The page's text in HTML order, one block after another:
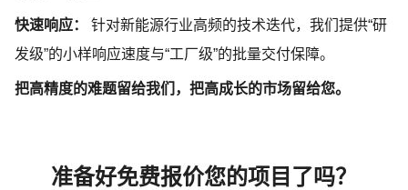
快速响应： 针对新能源行业高频的技术迭代，我们提供“研
发级”的小样响应速度与“工厂级”的批量交付保障。
把高精度的难题留给我们，把高成长的市场留给您。
准备好免费报价您的项目了吗？